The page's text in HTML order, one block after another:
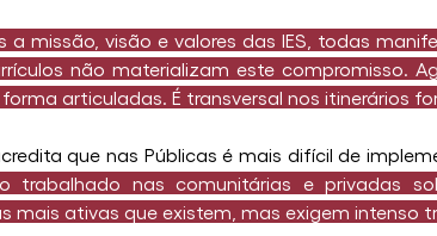
a missão, visão e valores das IES, todas
não materializam este compromisso.
articuladas. É transversal nos itinerários
que nas Públicas é mais difícil de
trabalhado nas comunitárias e privadas
mais ativas que existem, mas exigem intenso